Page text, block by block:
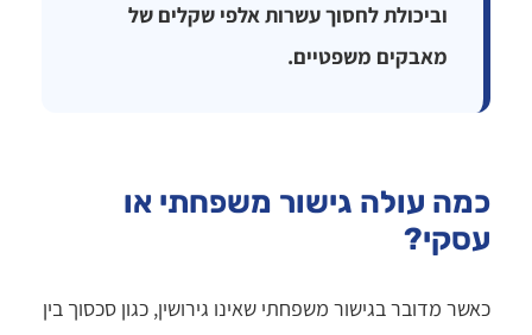
וביכולת לחסוך עשרות אלפי שקלים של
מאבקים משפטיים.
כמה עולה גישור משפחתי או
עסקי?
כאשר מדובר בגישור משפחתי שאינו גירושין, כגון סכסוך בין